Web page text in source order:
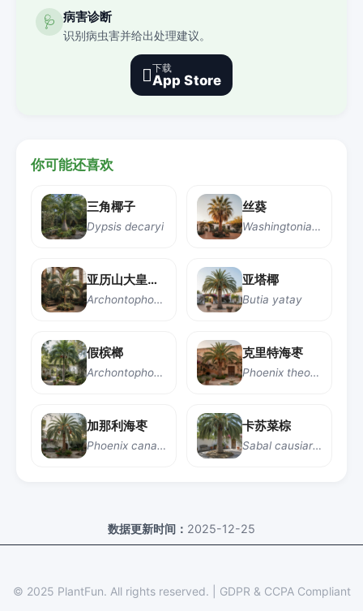
🩺 病害诊断
识别病虫害并给出处理建议。
下载
App Store
你可能还喜欢
三角椰子
Dypsis decaryi
丝葵
Washingtonia filifera
亚历山大皇后棕榈
Archontophoenix alexandrae
亚塔椰
Butia yatay
假槟榔
Archontophoenix cunninghamiana
克里特海枣
Phoenix theophrasti
加那利海枣
Phoenix canariensis
卡苏菜棕
Sabal causiarum
数据更新时间： 2025-12-25
© 2025 PlantFun. All rights reserved. GDPR & CCPA Compliant